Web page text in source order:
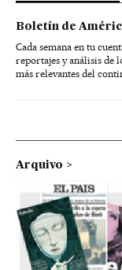
Boletín de
Cada semana en tu
reportajes y análisis de
más relevantes del
Arquivo